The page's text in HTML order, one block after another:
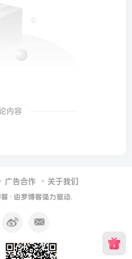
内容
广告合作 关于我们
· 由罗博客强力驱动.